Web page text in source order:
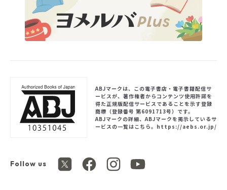
Follow us
ABJマークは、この電子書店・電子書籍配信サ
ービスが、著作権者からコンテンツ使用許諾を
得た正規版配信サービスであることを示す登録
商標（登録番号 第6091713号）です。
ABJマークの詳細、ABJマークを掲示しているサ
ービスの一覧はこちら。 https://aebs.or.jp/